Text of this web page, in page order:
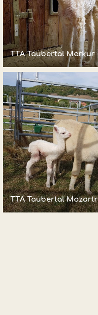
TTA Taubertal Merkur
TTA Taubertal Mozartr